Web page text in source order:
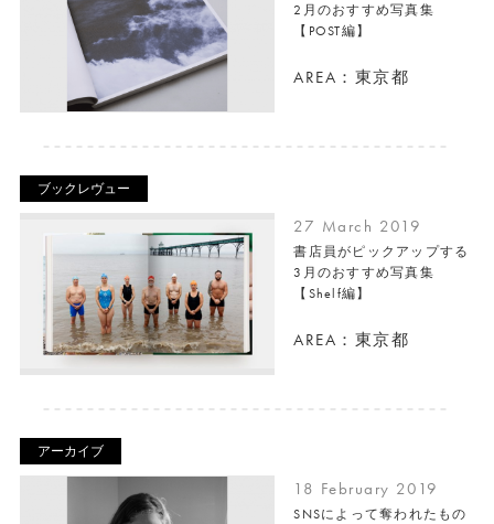
2月のおすすめ写真集
【POST編】
AREA：東京都
ブックレヴュー
27 March 2019
書店員がピックアップする
3月のおすすめ写真集
【Shelf編】
AREA：東京都
アーカイブ
18 February 2019
SNSによって奪われたもの